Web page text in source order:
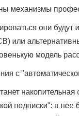
механизмы
они будут
или
модель
с
подписки": в нее